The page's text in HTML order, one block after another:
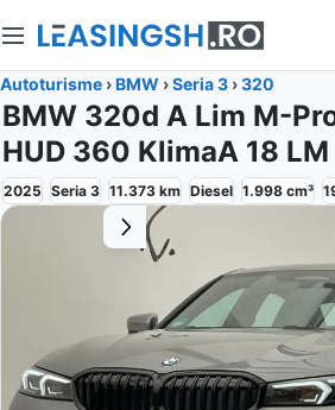
Autoturisme ›BMW ›Seria 3 ›320
BMW 320d A Lim M-
HUD 360 KlimaA 18 LM
2025 Seria 3 11.373 km Diesel 1.998 cm³